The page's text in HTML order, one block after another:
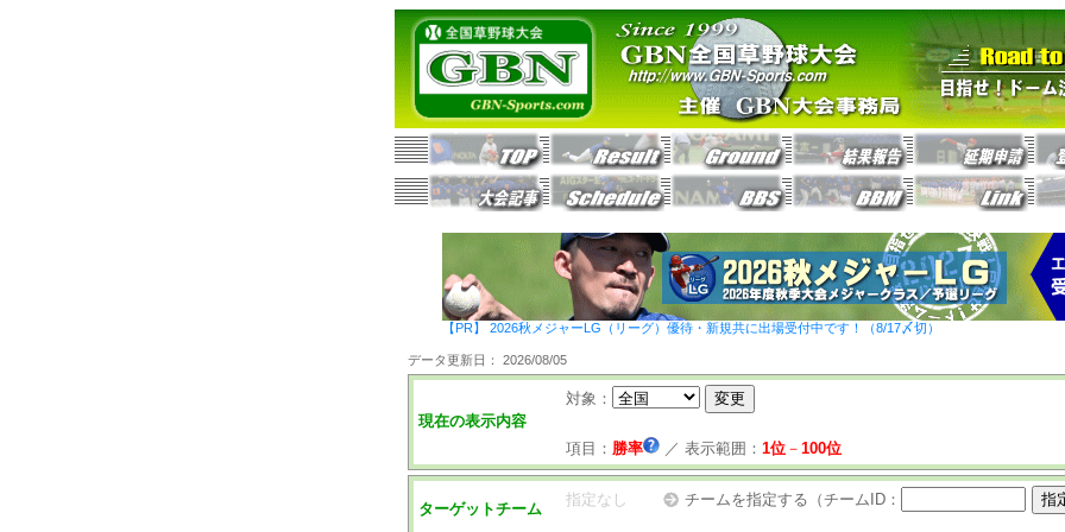
【PR】 2026秋メジャーLG（リーグ）優待・新規共に出場受付中です！（8/17〆切）
データ更新日： 2026/08/05
現在の表示内容
対象：
項目： 勝率 ／ 表示範囲： 1位－ 100位
ターゲットチーム
指定なし チームを指定する（チームID：